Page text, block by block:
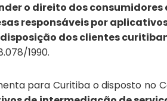
o direito dos
responsáveis por
dos clientes
1990.
para Curitiba o disposto no